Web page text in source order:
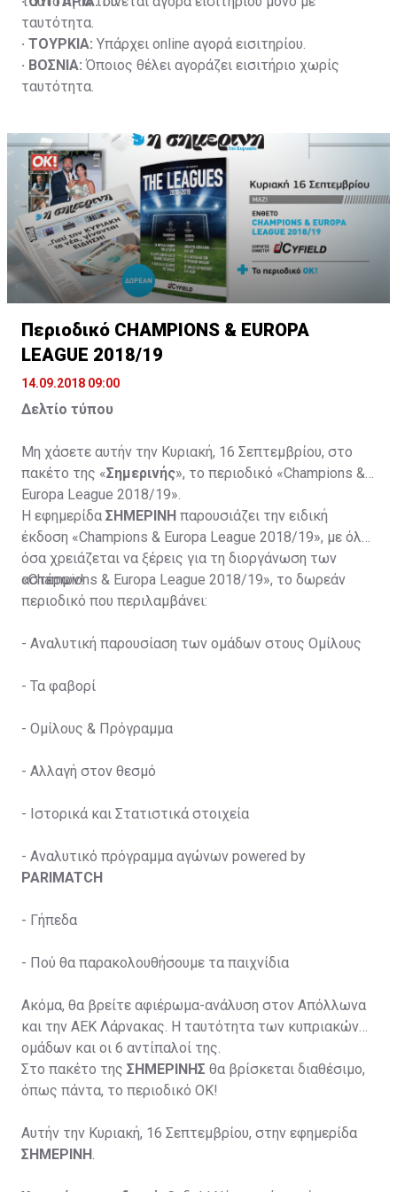
ταυτότητα.
· ΤΟΥΡΚΙΑ: Υπάρχει online αγορά εισιτηρίου.
· ΒΟΣΝΙΑ:Όποιος θέλει αγοράζει εισιτήριο χωρίς
ταυτότητα.
Περιοδικό CHAMPIONS & EUROPA
LEAGUE 2018/19
14.09.2018 09:00
Δελτίο τύπου
Μη χάσετε αυτήν την Κυριακή, 16 Σεπτεμβρίου, στο
πακέτο της «Σημερινής», το περιοδικό «Champions &
Europa League 2018/19».
Η εφημερίδα ΣΗΜΕΡΙΝΗ παρουσιάζει την ειδική
έκδοση «Champions & Europa League 2018/19», με όλα
όσα χρειάζεται να ξέρεις για τη διοργάνωση των
αστέρων!
«Champions & Europa League 2018/19», το δωρεάν
περιοδικό που περιλαμβάνει:
- Αναλυτική παρουσίαση των ομάδων στους Ομίλους
- Τα φαβορί
- Oμίλους & Πρόγραμμα
- Αλλαγή στον θεσμό
- Ιστορικά και Στατιστικά στοιχεία
- Αναλυτικό πρόγραμμα αγώνων powered by
PARIMATCH
- Γήπεδα
- Πού θα παρακολουθήσουμε τα παιχνίδια
Ακόμα, θα βρείτε αφιέρωμα-ανάλυση στον Απόλλωνα
και την ΑΕΚ Λάρνακας. Η ταυτότητα των κυπριακών
ομάδων και οι 6 αντίπαλοί της.
Στο πακέτο της ΣΗΜΕΡΙΝΗΣ θα βρίσκεται διαθέσιμο,
όπως πάντα, το περιοδικό ΟΚ!
Αυτήν την Κυριακή, 16 Σεπτεμβρίου, στην εφημερίδα
ΣΗΜΕΡΙΝΗ